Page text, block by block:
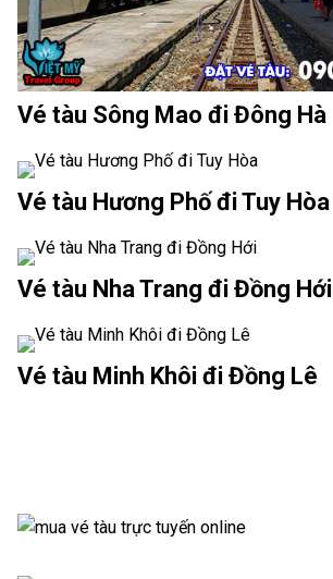
Vé tàu Sông Mao đi Đông Hà
Vé tàu Hương Phố đi Tuy Hòa
Vé tàu Nha Trang đi Đồng Hới
Vé tàu Minh Khôi đi Đồng Lê